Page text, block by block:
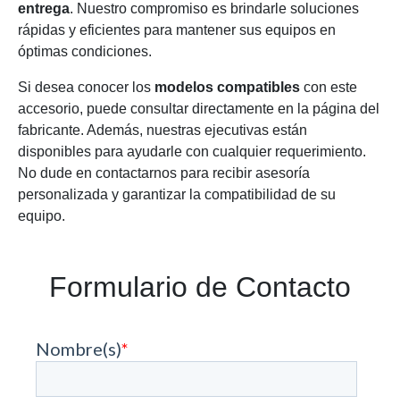
entrega. Nuestro compromiso es brindarle soluciones
rápidas y eficientes para mantener sus equipos en
óptimas condiciones.
Si desea conocer los modelos compatibles con este
accesorio, puede consultar directamente en la página del
fabricante. Además, nuestras ejecutivas están
disponibles para ayudarle con cualquier requerimiento.
No dude en contactarnos para recibir asesoría
personalizada y garantizar la compatibilidad de su
equipo.
Formulario de Contacto